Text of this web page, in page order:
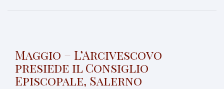
Maggio – L’Arcivescovo
presiede il Consiglio
Episcopale, Salerno